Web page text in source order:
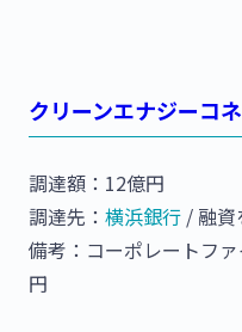
クリーンエナジーコ
調達額：12億円
調達先： 横浜銀行 / 融資
備考：コーポレートフ
円